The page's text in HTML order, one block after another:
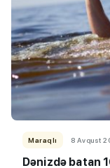
Maraqlı 8 Avqust
Dənizdə batan